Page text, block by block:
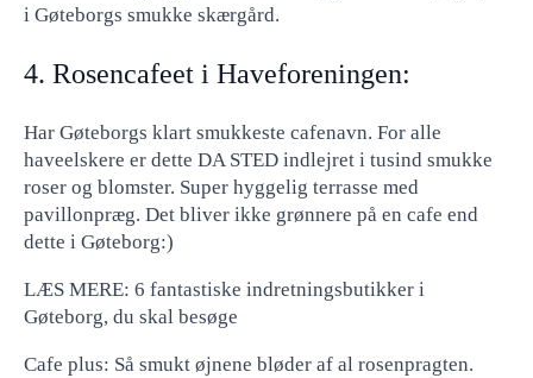
i Gøteborgs smukke skærgård.
4. Rosencafeet i Haveforeningen:
Har Gøteborgs klart smukkeste cafenavn. For alle
haveelskere er dette DA STED indlejret i tusind smukke
roser og blomster. Super hyggelig terrasse med
pavillonpræg. Det bliver ikke grønnere på en cafe end
dette i Gøteborg:)
LÆS MERE: 6 fantastiske indretningsbutikker i
Gøteborg, du skal besøge
Cafe plus: Så smukt øjnene bløder af al rosenpragten.